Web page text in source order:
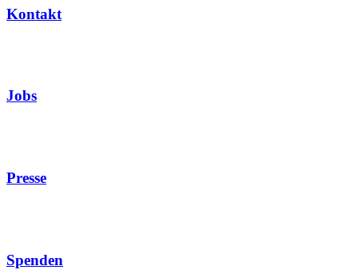
Kontakt
Jobs
Presse
Spenden